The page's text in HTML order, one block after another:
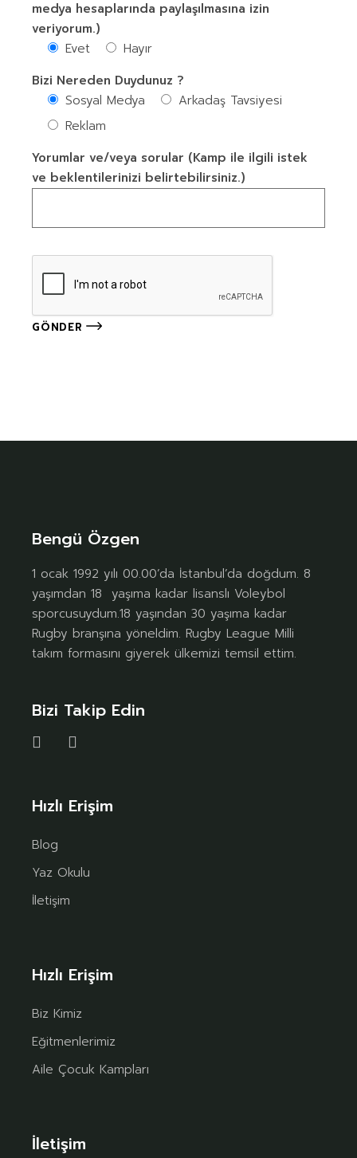
medya hesaplarında paylaşılmasına izin
veriyorum.)
Evet
Hayır
Bizi Nereden Duydunuz ?
Sosyal Medya
Arkadaş Tavsiyesi
Reklam
Yorumlar ve/veya sorular (Kamp ile ilgili istek
ve beklentilerinizi belirtebilirsiniz.)
GÖNDER
Bengü Özgen
1 ocak 1992 yılı 00.00’da İstanbul’da doğdum. 8
yaşımdan 18 yaşıma kadar lisanslı Voleybol
sporcusuydum.18 yaşından 30 yaşıma kadar
Rugby branşına yöneldim. Rugby League Milli
takım formasını giyerek ülkemizi temsil ettim.
Bizi Takip Edin
Hızlı Erişim
Blog
Yaz Okulu
İletişim
Hızlı Erişim
Biz Kimiz
Eğitmenlerimiz
Aile Çocuk Kampları
İletişim